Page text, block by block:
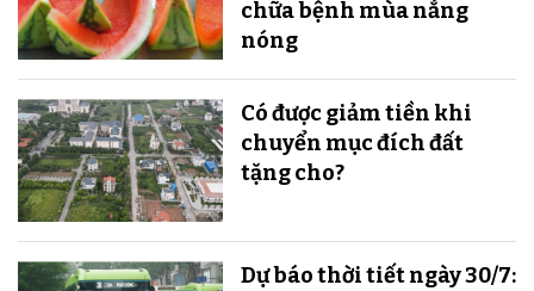
chữa bệnh mùa nắng
nóng
Có được giảm tiền khi
chuyển mục đích đất
tặng cho?
Dự báo thời tiết ngày 30/7: